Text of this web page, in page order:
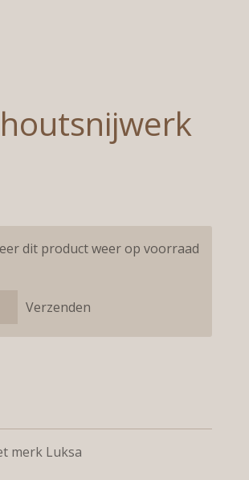
dit product weer op voorraad
Verzenden
merk Luksa